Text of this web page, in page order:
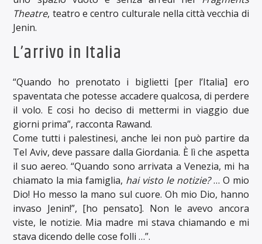
Theatre, teatro e centro culturale nella città vecchia di
Jenin.
L’arrivo in Italia
“Quando ho prenotato i biglietti [per l’Italia] ero
spaventata che potesse accadere qualcosa, di perdere
il volo. E cosi ho deciso di mettermi in viaggio due
giorni prima”, racconta Rawand.
Come tutti i palestinesi, anche lei non può partire da
Tel Aviv, deve passare dalla Giordania. È lì che aspetta
il suo aereo. “Quando sono arrivata a Venezia, mi ha
chiamato la mia famiglia, hai visto le notizie?… O mio
Dio! Ho messo la mano sul cuore. Oh mio Dio, hanno
invaso Jenin!”, [ho pensato]. Non le avevo ancora
viste, le notizie. Mia madre mi stava chiamando e mi
stava dicendo delle cose folli …”.